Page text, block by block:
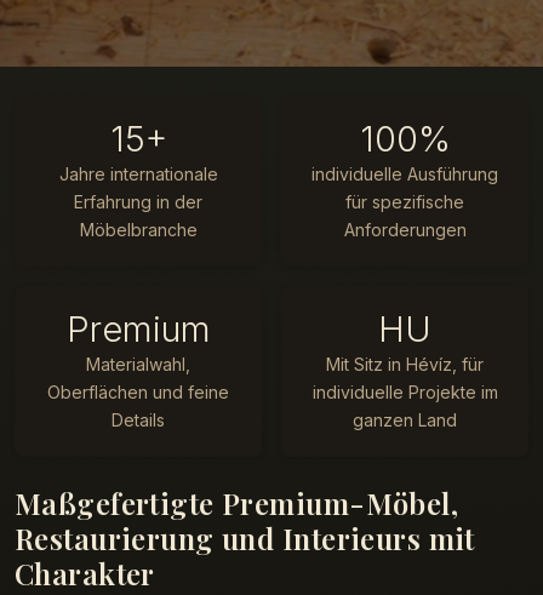
Maßgefertigte Möbel
auf dem nächsten
Niveau
präzise Ausführung und zeitlose Eleganz.
ANGEBOT ANFRAGEN
15+
Jahre internationale
Erfahrung in der
Möbelbranche
100%
individuelle Ausführung
für spezifische
Anforderungen
Premium
Materialwahl,
Oberflächen und feine
Details
HU
Mit Sitz in Hévíz, für
individuelle Projekte im
ganzen Land
Maßgefertigte Premium-Möbel,
Restaurierung und Interieurs mit
Charakter